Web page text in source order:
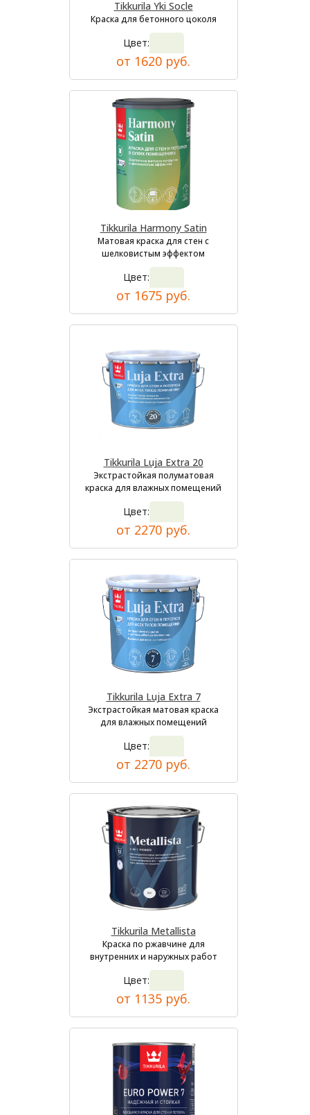
Tikkurila Yki Socle
Краска для бетонного цоколя
Цвет:
от 1620 руб.
Tikkurila Harmony Satin
Матовая краска для стен с
шелковистым эффектом
Цвет:
от 1675 руб.
Tikkurila Luja Extra 20
Экстрастойкая полуматовая
краска для влажных помещений
Цвет:
от 2270 руб.
Tikkurila Luja Extra 7
Экстрастойкая матовая краска
для влажных помещений
Цвет:
от 2270 руб.
Tikkurila Metallista
Краска по ржавчине для
внутренних и наружных работ
Цвет:
от 1135 руб.